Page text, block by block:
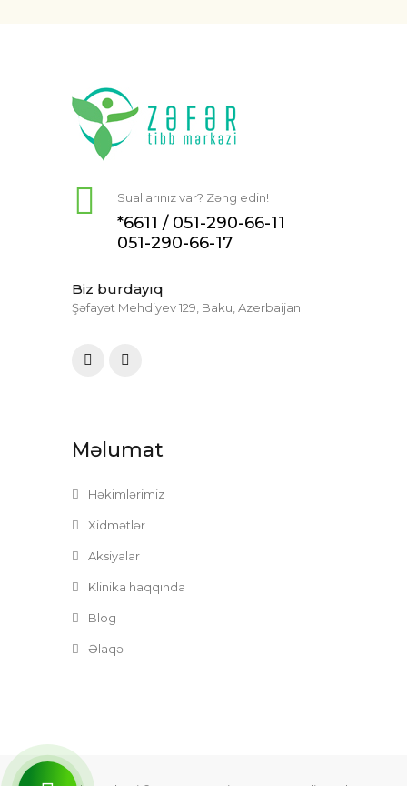
Suallarınız var? Zəng edin!
*6611 / 051-290-66-11
051-290-66-17
Biz burdayıq
Şəfayət Mehdiyev 129, Baku, Azerbaijan
Məlumat
Həkimlərimiz
Xidmətlər
Aksiyalar
Klinika haqqında
Blog
Əlaqə